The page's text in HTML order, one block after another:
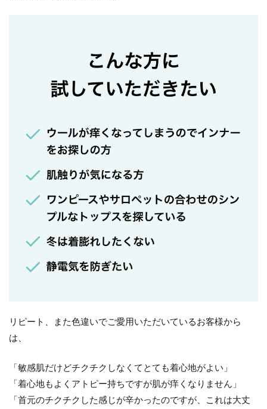
リピート、また色違いでご愛用いただいているお客様から
は、
「敏感肌だけどチクチクしなくてとても着心地がよい」
「着心地もよくアトピー持ちですが肌が痒くなりません」
「首元のチクチクした感じが辛かったのですが、これは大丈